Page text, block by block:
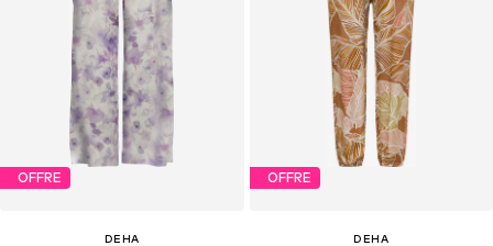
OFFRE
DEHA
OFFRE
DEHA